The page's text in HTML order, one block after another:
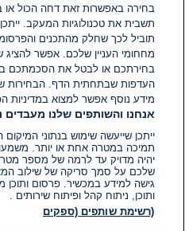
הוסף תגובה
בחירה באפשרות זאת דחה הכול
תשבית את טכנולוגיות המעקב.
תוביל לכך שחלק מהתכנים
מחחומי העניין שלכם. אפשר
בחירתכם או לבטל את הסכמתכם
העדפות שבתחתית הדף. הבחירות
מידע נוסף אפשר למצוא במדיניות
אנחנו והשותפים שלנו מעבדים
ייתכן שייעשה שימוש בנתוני
תמיכה במטרה אחת או יותר.
יהיה מדויק עד לרמה של מספר
שלכם על סמך סריקה של שילוב
גישה למידע במכשיר. פרסום ותוכן
ותוכן, ניתוח קהל ופיתוח שירותים .
(רשימת שותפים (ספקים